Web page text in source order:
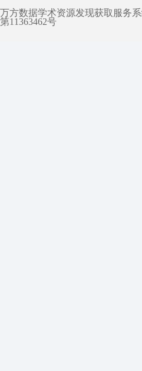
万方数据学术资源发现获取服务
第11363462号